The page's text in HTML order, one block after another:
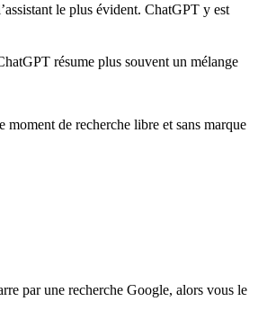
le plus évident. ChatGPT y est
résume plus souvent un mélange
de recherche libre et sans marque
par une recherche Google, alors vous le